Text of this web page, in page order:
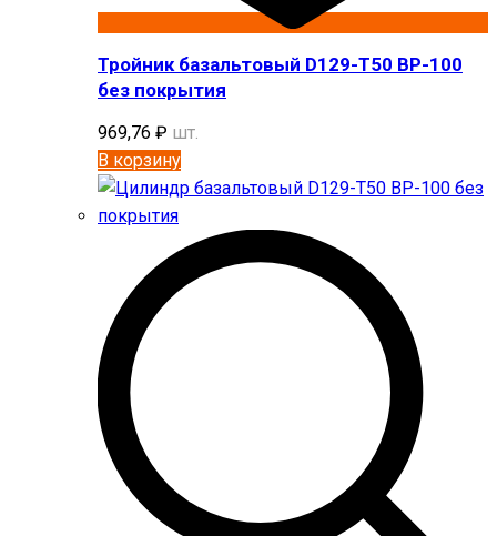
Тройник базальтовый D129-T50 BP-100
без покрытия
969,76 ₽ шт.
В корзину